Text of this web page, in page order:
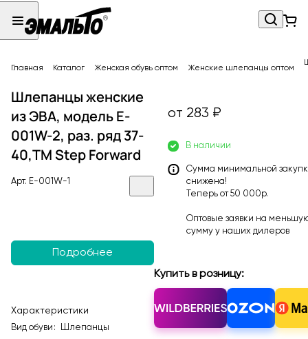
Главная Каталог Женская обувь оптом Женские шлепанцы оптом
Шлепанцы женские
из ЭВА, модель E-
001W-2, раз. ряд 37-
40,ТМ Step Forward
Арт. E-001W-1
Подробнее
Характеристики
Вид обуви :
Шлепанцы
от 283 ₽
В наличии
Сумма минимальной
снижена!
Теперь от 50 000р.
Оптовые заявки на
сумму у наших дилеров
Купить в розницу: